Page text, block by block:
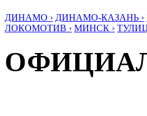
ДИНАМО › ДИНАМО-КАЗАНЬ ›
ЛОКОМОТИВ › МИНСК ›